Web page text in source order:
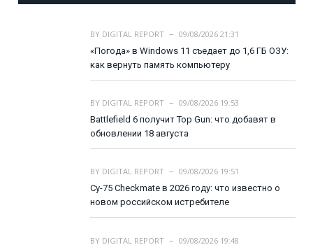
BY DIGITAL REPORT
09/08/2026 21:31
«Погода» в Windows 11 съедает до 1,6 ГБ ОЗУ:
как вернуть память компьютеру
BY DIGITAL REPORT
09/08/2026 19:53
Battlefield 6 получит Top Gun: что добавят в
обновлении 18 августа
BY DIGITAL REPORT
09/08/2026 19:51
Су-75 Checkmate в 2026 году: что известно о
новом российском истребителе
BY DIGITAL REPORT
09/08/2026 19:48